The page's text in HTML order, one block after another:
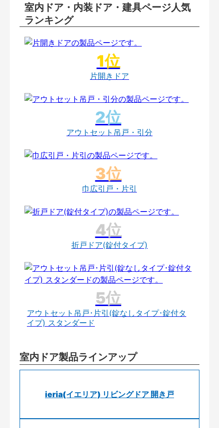
室内ドア・内装ドア・建具ページ人気
ランキング
片開きドア
アウトセット吊戸・引分
巾広引戸・片引
折戸ドア(錠付タイプ)
アウトセット吊戸･片引(錠なしタイプ･錠付タ
イプ) スタンダード
室内ドア製品ラインアップ
ieria(イエリア) リビングドア 開き戸